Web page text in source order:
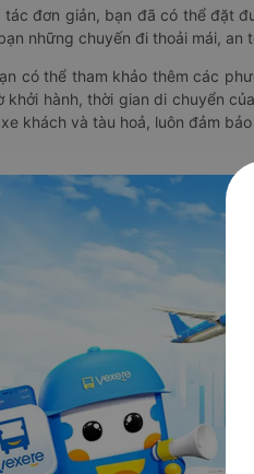
tác đơn giản, bạn đã có thể đặt
những chuyến đi thoải mái, an
có thể tham khảo thêm các
khởi hành, thời gian di chuyển
khách và tàu hoả, luôn đảm